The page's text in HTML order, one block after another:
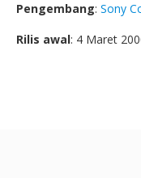
Pengembang: Sony
Rilis awal: 4 Maret